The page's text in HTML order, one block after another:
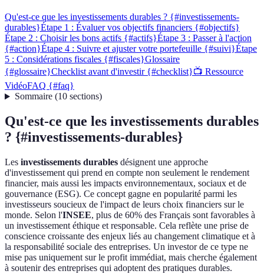
Qu'est-ce que les investissements durables ? {#investissements-
durables}Étape 1 : Évaluer vos objectifs financiers {#objectifs}
Étape 2 : Choisir les bons actifs {#actifs}Étape 3 : Passer à l'action
{#action}Étape 4 : Suivre et ajuster votre portefeuille {#suivi}Étape
5 : Considérations fiscales {#fiscales}Glossaire
{#glossaire}Checklist avant d'investir {#checklist}📺 Ressource
VidéoFAQ {#faq}
Sommaire(10 sections)
Qu'est-ce que les investissements durables
? {#investissements-durables}
Les investissements durables désignent une approche
d'investissement qui prend en compte non seulement le rendement
financier, mais aussi les impacts environnementaux, sociaux et de
gouvernance (ESG). Ce concept gagne en popularité parmi les
investisseurs soucieux de l'impact de leurs choix financiers sur le
monde. Selon l'INSEE, plus de 60% des Français sont favorables à
un investissement éthique et responsable. Cela reflète une prise de
conscience croissante des enjeux liés au changement climatique et à
la responsabilité sociale des entreprises. Un investor de ce type ne
mise pas uniquement sur le profit immédiat, mais cherche également
à soutenir des entreprises qui adoptent des pratiques durables.